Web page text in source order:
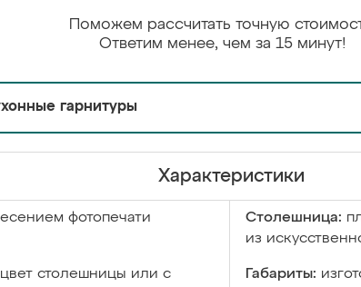
Поможем рассчитать точную
Ответим менее, чем за 15 минут!
гарнитуры
Характеристики
фотопечати Столешница:
из
столешницы или с
Габариты: